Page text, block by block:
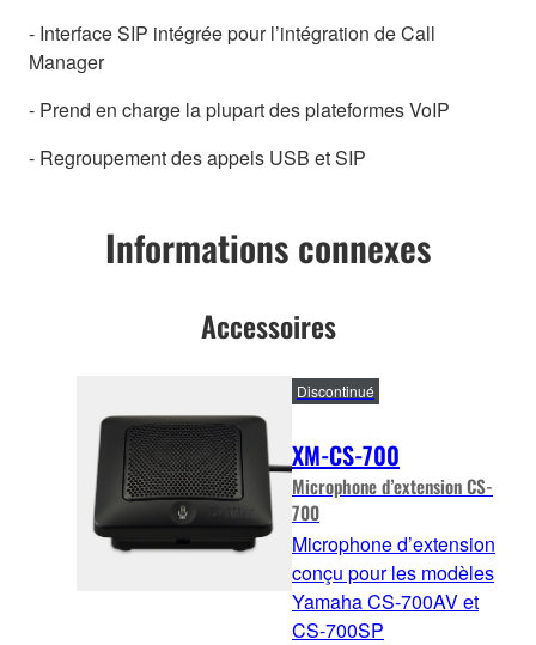
- Interface SIP intégrée pour l’intégration de Call
Manager
- Prend en charge la plupart des plateformes VoIP
- Regroupement des appels USB et SIP
Informations connexes
Accessoires
XM-CS-700
Microphone d’extension CS-
700
Discontinué
Microphone d’extension
conçu pour les modèles
Yamaha CS-700AV et
CS-700SP